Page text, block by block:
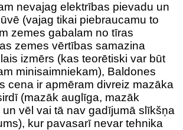
nevajag elektrības pievadu un
(vajag tikai piebraucamu to
zemes gabalam no tīras
zemes vērtības samazina
izmērs (kas teorētiski var būt
minisaimniekam), Baldones
cena ir apmēram divreiz mazāka
(mazāk auglīga, mazāk
un vēl vai tā nav gadījumā slīkšņa
kur pavasarī nevar tehnika